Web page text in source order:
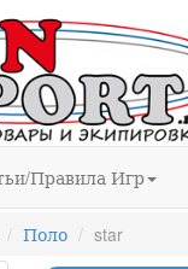
Правила Игр
Поло
star